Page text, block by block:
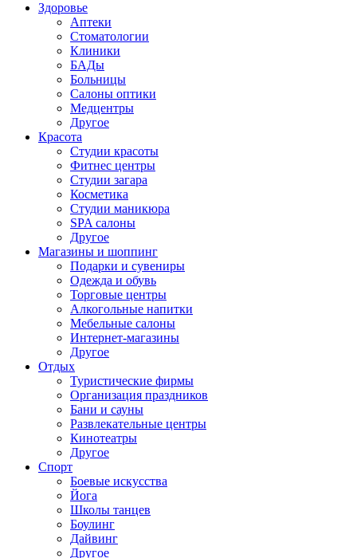
Здоровье
Аптеки
Стоматологии
Клиники
БАДы
Больницы
Салоны оптики
Медцентры
Другое
Красота
Студии красоты
Фитнес центры
Студии загара
Косметика
Студии маникюра
SPA салоны
Другое
Магазины и шоппинг
Подарки и сувениры
Одежда и обувь
Торговые центры
Алкогольные напитки
Мебельные салоны
Интернет-магазины
Другое
Отдых
Туристические фирмы
Организация праздников
Бани и сауны
Развлекательные центры
Кинотеатры
Другое
Спорт
Боевые искусства
Йога
Школы танцев
Боулинг
Дайвинг
Другое